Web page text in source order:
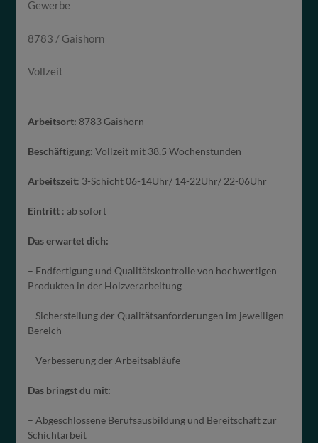
Gewerbe
8783 / Gaishorn
Vollzeit
Arbeitsort: 8783 Gaishorn
Beschäftigung: Vollzeit mit 38,5 Wochenstunden
Arbeitszeit: 3-Schicht 06-14Uhr/ 14-22Uhr/ 22-06Uhr
Eintritt : ab sofort
Das erwartet dich:
– Endfertigung und Qualitätskontrolle von hochwertigen
Produkten in der Holzverarbeitung
– Sicherstellung der Qualitätsanforderungen im jeweiligen
Bereich
– Verbesserung der Arbeitsabläufe
Das bringst du mit:
– Abgeschlossene Berufsausbildung und Bereitschaft zur
Schichtarbeit